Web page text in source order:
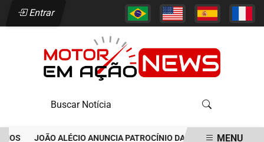
Entrar
JOÃO ALÉCIO ANUNCIA PATROCÍNIO DA MEGAPASS E VAI
MENU